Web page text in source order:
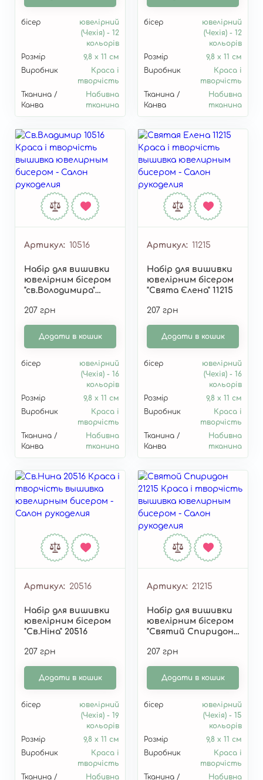
бісер
ювелірний
(Чехія) - 12
кольорів
Розмір
9,8 х 11 см
Виробник
Краса і
творчість
Тканина /
Канва
Набивна
тканина
бісер
ювелірний
(Чехія) - 12
кольорів
Розмір
9,8 х 11 см
Виробник
Краса і
творчість
Тканина /
Канва
Набивна
тканина
Артикул 10516
Набір для вишивки
ювелірним бісером
"св.Володимира"
207 грн
Додати в кошик
бісер
ювелірний
(Чехія) - 16
кольорів
Розмір
9,8 х 11 см
Виробник
Краса і
творчість
Тканина /
Канва
Набивна
тканина
Артикул 11215
Набір для вишивки
ювелірним бісером
"Свята Єлена" 11215
207 грн
Додати в кошик
бісер
ювелірний
(Чехія) - 16
кольорів
Розмір
9,8 х 11 см
Виробник
Краса і
творчість
Тканина /
Канва
Набивна
тканина
Артикул 20516
Набір для вишивки
ювелірним бісером
"Св.Ніна" 20516
207 грн
Додати в кошик
бісер
ювелірний
(Чехія) - 19
кольорів
Розмір
9,8 х 11 см
Виробник
Краса і
творчість
Тканина /
Набивна
Артикул 21215
Набір для вишивки
ювелірним бісером
"Святий Спиридон"
207 грн
Додати в кошик
бісер
ювелірний
(Чехія) - 15
кольорів
Розмір
9,8 х 11 см
Виробник
Краса і
творчість
Тканина /
Набивна